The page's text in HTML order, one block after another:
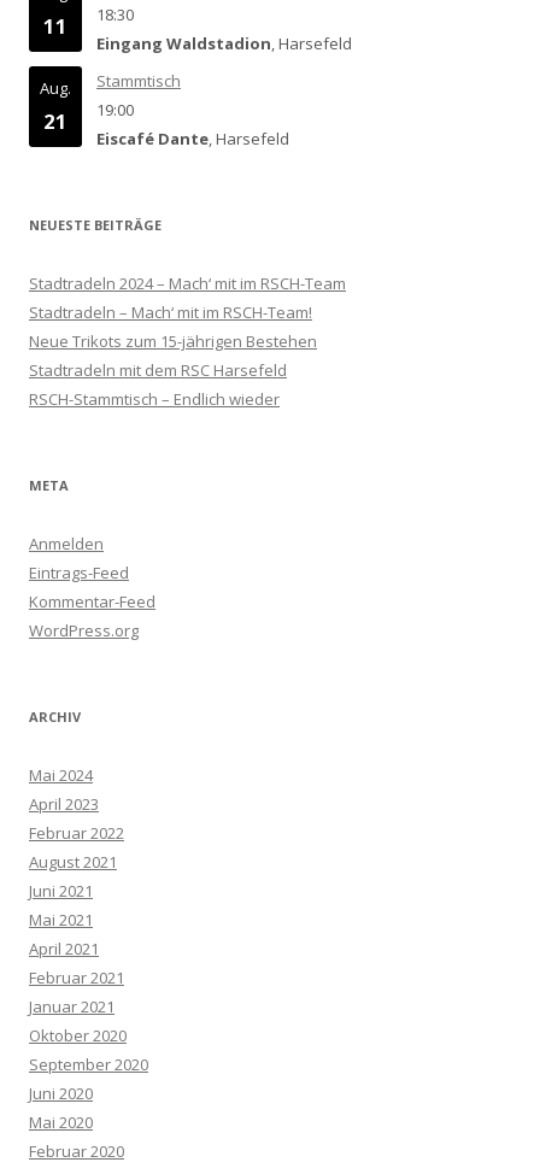
11
18:30
Eingang Waldstadion, Harsefeld
Aug.
21
Stammtisch
19:00
Eiscafé Dante, Harsefeld
NEUESTE BEITRÄGE
Stadtradeln 2024 – Mach‘ mit im RSCH-Team
Stadtradeln – Mach‘ mit im RSCH-Team!
Neue Trikots zum 15-jährigen Bestehen
Stadtradeln mit dem RSC Harsefeld
RSCH-Stammtisch – Endlich wieder
META
Anmelden
Eintrags-Feed
Kommentar-Feed
WordPress.org
ARCHIV
Mai 2024
April 2023
Februar 2022
August 2021
Juni 2021
Mai 2021
April 2021
Februar 2021
Januar 2021
Oktober 2020
September 2020
Juni 2020
Mai 2020
Februar 2020